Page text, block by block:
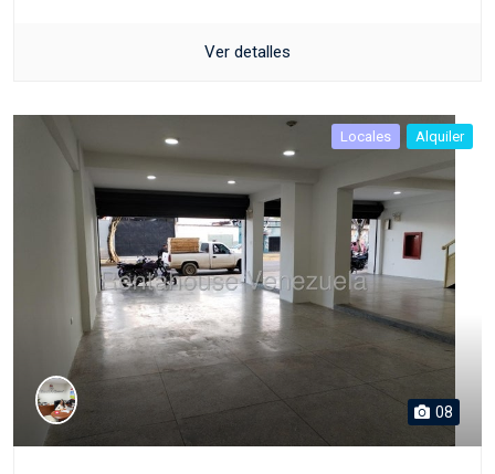
Ver detalles
Locales Alquiler
08